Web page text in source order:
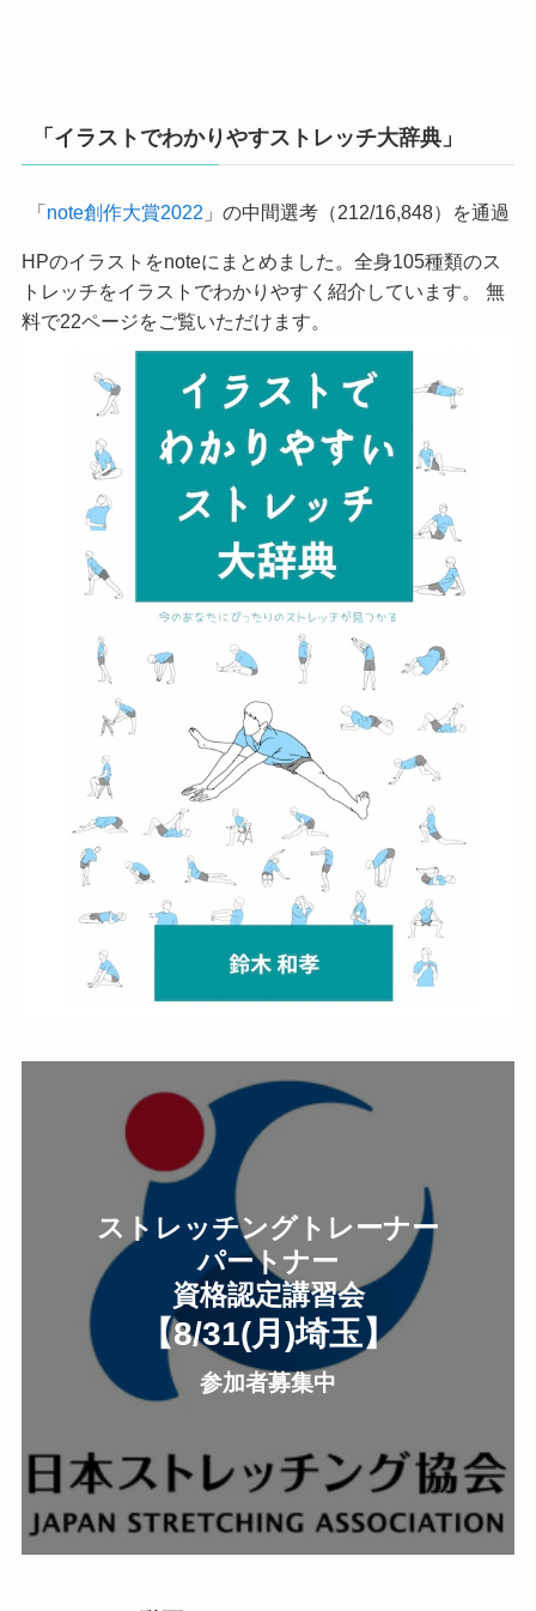
「イラストでわかりやすストレッチ大辞典」
「note創作大賞2022 」の中間選考（212/16,848）を通過
HPのイラストをnoteにまとめました。全身105種類のス
トレッチをイラストでわかりやすく紹介しています。 無
料で22ページをご覧いただけます。
ストレッチングトレーナー
パートナー
資格認定講習会
【8/31(月 )埼玉】
参加者募集中